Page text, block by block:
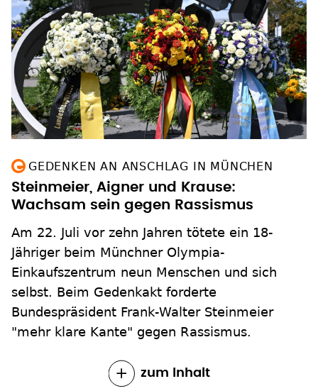
GEDENKEN AN ANSCHLAG IN MÜNCHEN
Steinmeier, Aigner und Krause:
Wachsam sein gegen Rassismus
Am 22. Juli vor zehn Jahren tötete ein 18-
Jähriger beim Münchner Olympia-
Einkaufszentrum neun Menschen und sich
selbst. Beim Gedenkakt forderte
Bundespräsident Frank-Walter Steinmeier
"mehr klare Kante" gegen Rassismus.
zum Inhalt